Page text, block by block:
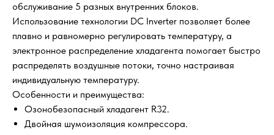
обслуживание 5 разных внутренних блоков.
Использование технологии DC Inverter позволяет более
плавно и равномерно регулировать температуру, а
электронное распределение хладагента помогает быстро
распределять воздушные потоки, точно настраивая
индивидуальную температуру.
Особенности и преимущества:
Озонобезопасный хладагент R32.
Двойная шумоизоляция компрессора.